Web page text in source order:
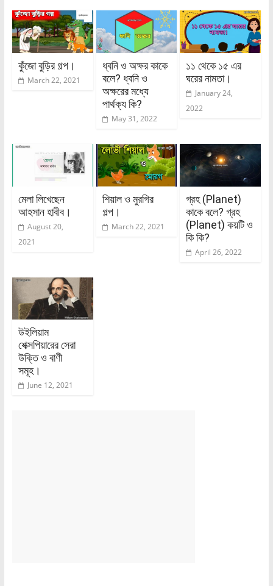
কুঁজো বুড়ির গল্প।
March 22, 2021
ধ্বনি ও অক্ষর কাকে
বলে? ধ্বনি ও
অক্ষরের মধ্যে
পার্থক্য কি?
May 31, 2022
১১ থেকে ১৫ এর
ঘরের নামতা।
January 24,
2022
মেলা লিখেছেন
আহসান হাবীব।
August 20,
2021
শিয়াল ও মুরগির
গল্প।
March 22, 2021
গ্রহ (Planet)
কাকে বলে? গ্রহ
(Planet) কয়টি ও
কি কি?
April 26, 2022
উইলিয়াম
শেক্সপিয়ারের সেরা
উক্তি ও বাণী
সমূহ।
June 12, 2021